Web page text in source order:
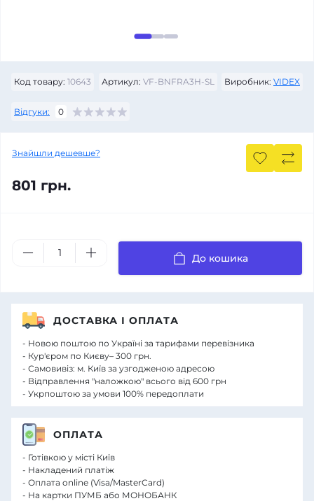
Код товару: 10643 Артикул: VF-BNFRA3H-SL Виробник: VIDEX
Відгуки: 0
Знайшли дешевше?
801 грн.
До кошика
ДОСТАВКА І ОПЛАТА
- Новою поштою по Україні за тарифами перевізника
- Кур'єром по Києву– 300 грн.
- Самовивіз: м. Київ за узгодженою адресою
- Відправлення "наложкою" всього від 600 грн
- Укрпоштою за умови 100% передоплати
ОПЛАТА
- Готівкою у місті Київ
- Накладений платіж
- Оплата online (Visa/MasterCard)
- На картки ПУМБ або МОНОБАНК